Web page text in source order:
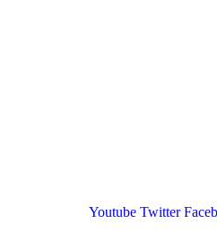
Youtube Twitter